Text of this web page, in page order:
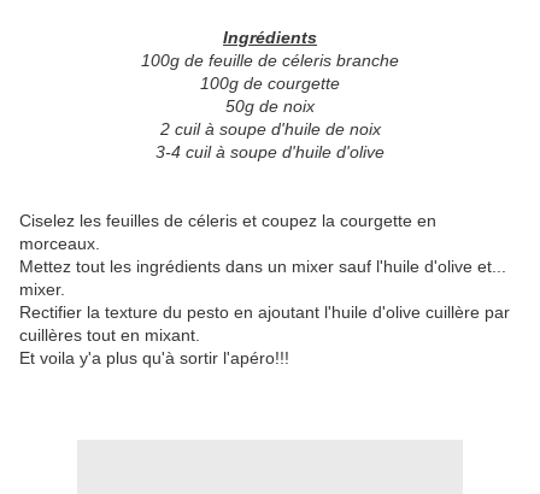
Ingrédients
100g de feuille de céleris branche
100g de courgette
50g de noix
2 cuil à soupe d'huile de noix
3-4 cuil à soupe d'huile d'olive
Ciselez les feuilles de céleris et coupez la courgette en
morceaux.
Mettez tout les ingrédients dans un mixer sauf l'huile d'olive et...
mixer.
Rectifier la texture du pesto en ajoutant l'huile d'olive cuillère par
cuillères tout en mixant.
Et voila y'a plus qu'à sortir l'apéro!!!